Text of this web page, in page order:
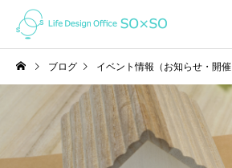
ブログ イベント情報（お知らせ・開催